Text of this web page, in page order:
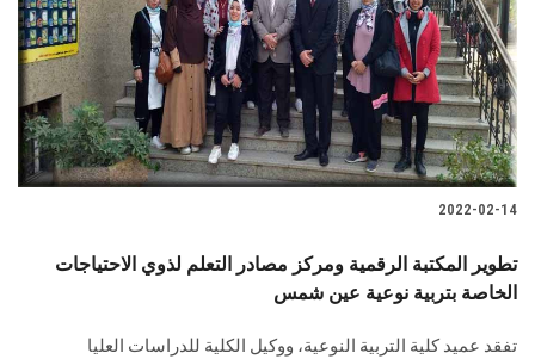
2022-02-14
تطوير المكتبة الرقمية ومركز مصادر التعلم لذوي الاحتياجات
الخاصة بتربية نوعية عين شمس
تفقد عميد كلية التربية النوعية، ووكيل الكلية للدراسات العليا